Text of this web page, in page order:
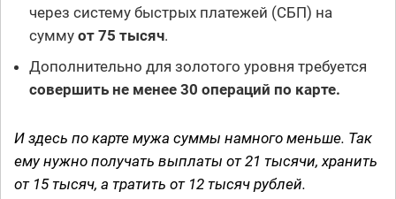
через систему быстрых платежей (СБП) на
сумму от 75 тысяч.
Дополнительно для золотого уровня требуется
совершить не менее 30 операций по карте.
И здесь по карте мужа суммы намного меньше. Так
ему нужно получать выплаты от 21 тысячи, хранить
от 15 тысяч, а тратить от 12 тысяч рублей.